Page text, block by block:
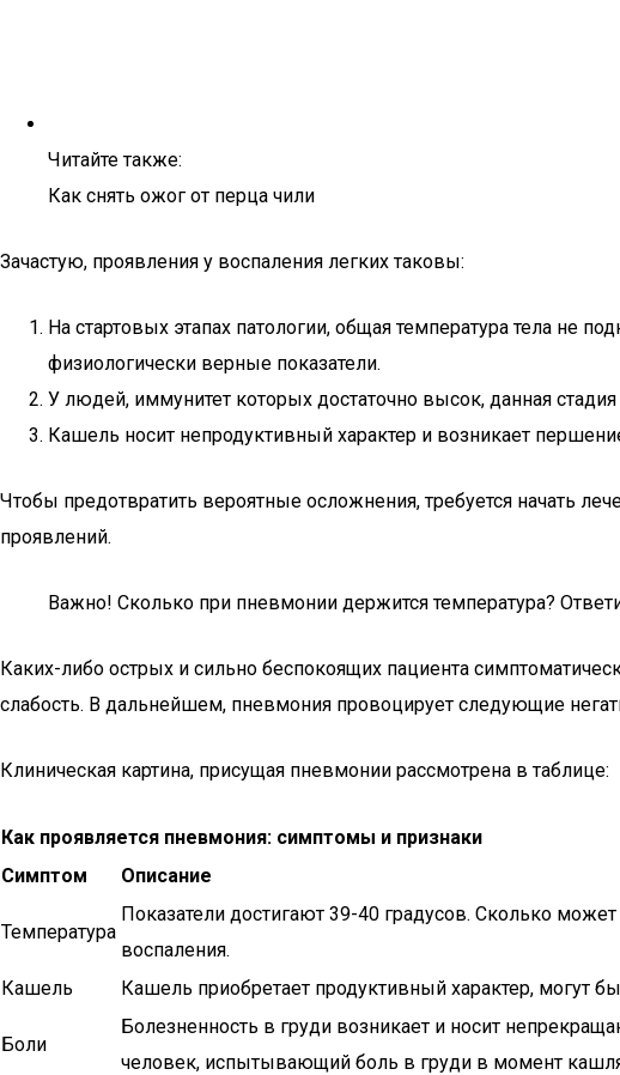
Читайте также:
Как снять ожог от перца чили
Зачастую, проявления у воспаления легких таковы:
На стартовых этапах патологии, общая температура тела не
физиологически верные показатели.
У людей, иммунитет которых достаточно высок, данная
Кашель носит непродуктивный характер и возникает
Чтобы предотвратить вероятные осложнения, требуется начать
проявлений.
Важно! Сколько при пневмонии держится температура?
Каких-либо острых и сильно беспокоящих пациента
слабость. В дальнейшем, пневмония провоцирует следующие
Клиническая картина, присущая пневмонии рассмотрена в таблице:
Как проявляется пневмония: симптомы и признаки
Симптом
Описание
Температура
Показатели достигают 39-40 градусов. Сколько
воспаления.
Кашель
Кашель приобретает продуктивный характер, могут
Боли
Болезненность в груди возникает и носит
человек, испытывающий боль в груди в момент